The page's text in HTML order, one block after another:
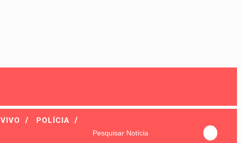
Pesquisar Notícia
/ POLÍCIA /